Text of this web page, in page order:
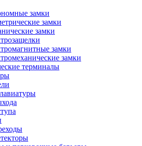
замки
замки
замки
замки
замки
терминалы